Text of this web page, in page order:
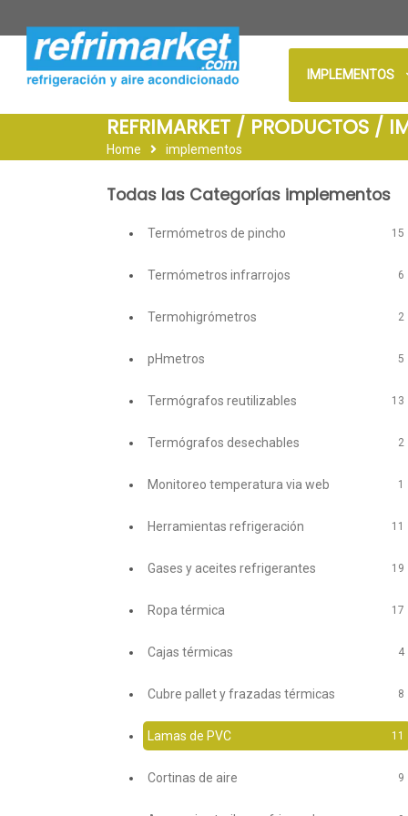
IMPLEMENTOS
REFRIMARKET / PRODUCTOS /
Home implementos
Todas las Categorías implementos
Termómetros de pincho 15
Termómetros infrarrojos 6
Termohigrómetros 2
pHmetros 5
Termógrafos reutilizables 13
Termógrafos desechables 2
Monitoreo temperatura via web 1
Herramientas refrigeración 11
Gases y aceites refrigerantes 19
Ropa térmica 17
Cajas térmicas 4
Cubre pallet y frazadas térmicas 8
Lamas de PVC 11
Cortinas de aire 9